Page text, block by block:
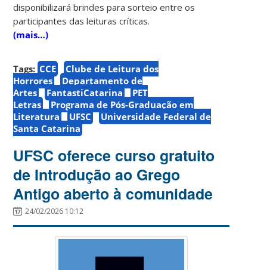
disponibilizará brindes para sorteio entre os
participantes das leituras críticas.
(mais…)
Tags: CCE
Clube de Leitura dos
Horrores
Departamento de
Artes
FantastiCatarina
PET
Letras
Programa de Pós-Graduação em
Literatura
UFSC
Universidade Federal de
Santa Catarina
UFSC oferece curso gratuito
de Introdução ao Grego
Antigo aberto à comunidade
24/02/2026 10:12